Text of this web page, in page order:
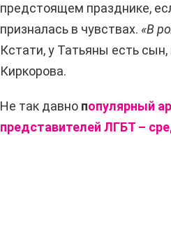
предстоящем празднике,
призналась в чувствах. «В
Кстати, у Татьяны есть
Киркорова.
Не так давно популярный
представителей ЛГБТ –